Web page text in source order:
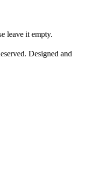
leave it empty.
Designed and